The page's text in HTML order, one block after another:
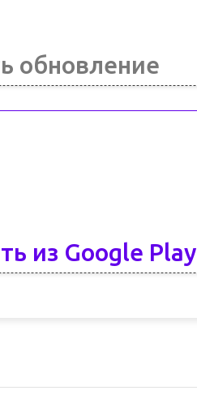
обновление
из Google Play